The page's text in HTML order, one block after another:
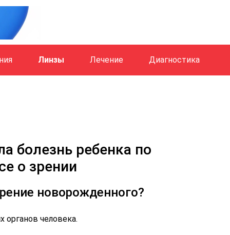
Линзы Лечение Диагностика
болезнь ребенка по
о зрении
новорожденного?
органов человека.